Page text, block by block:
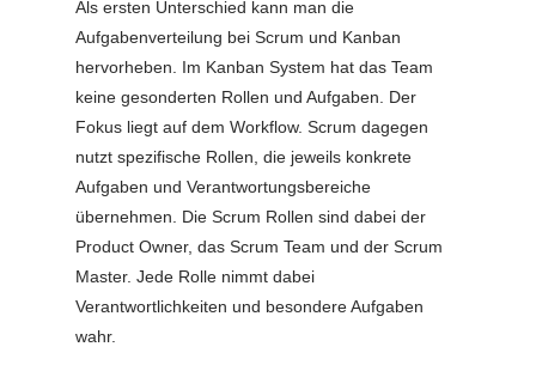
Als ersten Unterschied kann man die
Aufgabenverteilung bei Scrum und Kanban
hervorheben. Im Kanban System hat das Team
keine gesonderten Rollen und Aufgaben. Der
Fokus liegt auf dem Workflow. Scrum dagegen
nutzt spezifische Rollen, die jeweils konkrete
Aufgaben und Verantwortungsbereiche
übernehmen. Die Scrum Rollen sind dabei der
Product Owner, das Scrum Team und der Scrum
Master. Jede Rolle nimmt dabei
Verantwortlichkeiten und besondere Aufgaben
wahr.